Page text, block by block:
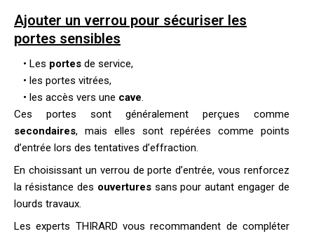
Ajouter un verrou pour sécuriser les
portes sensibles
• Les portes de service,
• les portes vitrées,
• les accès vers une cave.
Ces portes sont généralement perçues comme
secondaires, mais elles sont repérées comme points
d’entrée lors des tentatives d’effraction.
En choisissant un verrou de porte d’entrée, vous renforcez
la résistance des ouvertures sans pour autant engager de
lourds travaux.
Les experts THIRARD vous recommandent de compléter